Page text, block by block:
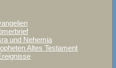
und Nehemia
Altes Testament